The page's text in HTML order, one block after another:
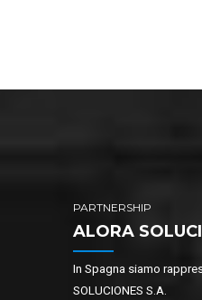
PARTNERSHIP
ALORA
In Spagna siamo
SOLUCIONES S.A.